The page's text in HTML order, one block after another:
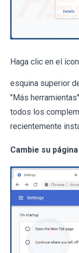
Haga clic en el
esquina superior
"Más
todos los
recientemente
Cambie su